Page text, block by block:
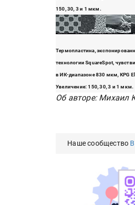
150, 30, 3 и 1 мкм.
Термопластина,
технологии SquareSpot,
в ИК-диапазоне 830 мкм, KPG
Увеличение: 150, 30, 3 и 1 мкм.
Об авторе: Михаил
Наше сообщество